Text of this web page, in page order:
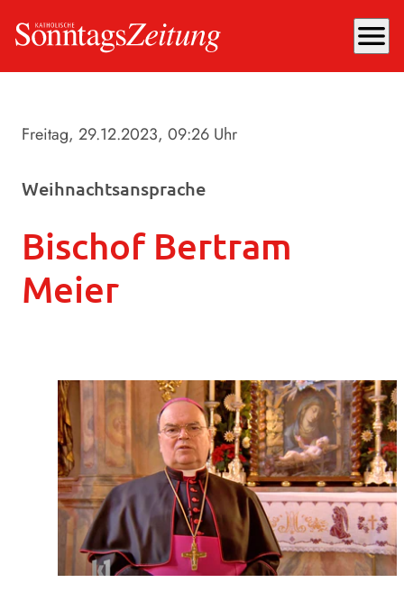
menu
Freitag, 29.12.2023, 09:26 Uhr
Weihnachtsansprache
Bischof Bertram
Meier